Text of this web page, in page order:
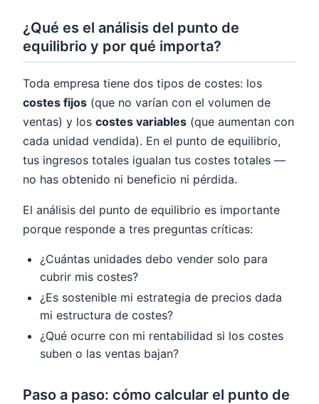
¿Qué es el análisis del punto de
equilibrio y por qué importa?
Toda empresa tiene dos tipos de costes: los
costes fijos (que no varían con el volumen de
ventas) y los costes variables (que aumentan con
cada unidad vendida). En el punto de equilibrio,
tus ingresos totales igualan tus costes totales —
no has obtenido ni beneficio ni pérdida.
El análisis del punto de equilibrio es importante
porque responde a tres preguntas críticas:
¿Cuántas unidades debo vender solo para
cubrir mis costes?
¿Es sostenible mi estrategia de precios dada
mi estructura de costes?
¿Qué ocurre con mi rentabilidad si los costes
suben o las ventas bajan?
Paso a paso: cómo calcular el punto de